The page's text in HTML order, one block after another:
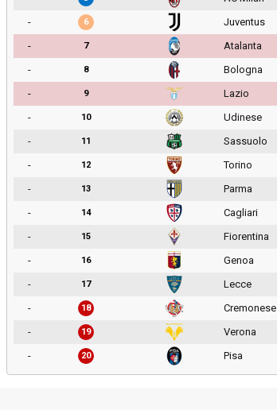
-
6 Juventus
-
7 Atalanta
-
8 Bologna
-
9 Lazio
-
10 Udinese
-
11 Sassuolo
-
12 Torino
-
13 Parma
-
14 Cagliari
-
15 Fiorentina
-
16 Genoa
-
17 Lecce
-
18 Cremonese
-
19 Verona
-
20 Pisa